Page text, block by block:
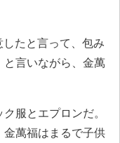
たと言って、包み
と言いながら、金萬
服とエプロンだ。
金萬福はまるで子供